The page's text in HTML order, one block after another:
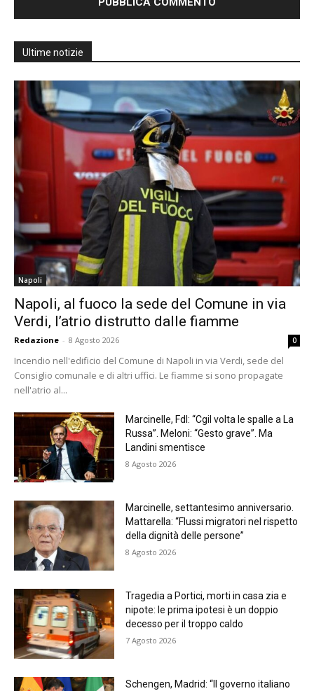
Ultime notizie
Napoli
Napoli, al fuoco la sede del Comune in via
Verdi, l’atrio distrutto dalle fiamme
Redazione - 8 Agosto 2026 0
Incendio nell'edificio del Comune di Napoli in via Verdi, sede del
Consiglio comunale e di altri uffici. Le fiamme si sono propagate
nell'atrio al...
Marcinelle, FdI: “Cgil volta le spalle a La
Russa”. Meloni: “Gesto grave”. Ma
Landini smentisce
8 Agosto 2026
Marcinelle, settantesimo anniversario.
Mattarella: “Flussi migratori nel rispetto
della dignità delle persone”
8 Agosto 2026
Tragedia a Portici, morti in casa zia e
nipote: le prima ipotesi è un doppio
decesso per il troppo caldo
7 Agosto 2026
Schengen, Madrid: “Il governo italiano